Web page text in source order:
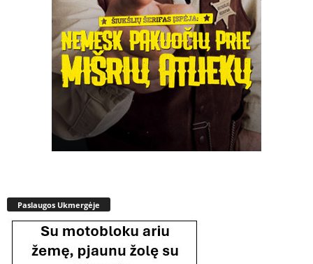
Paslaugos Ukmergėje